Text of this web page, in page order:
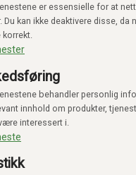
er essensielle for at
Du kan ikke deaktivere disse, da
behandler personlig
innhold om produkter,
interessert i.